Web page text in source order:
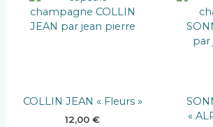
COLLIN JEAN « Fleurs »
12,00€
«